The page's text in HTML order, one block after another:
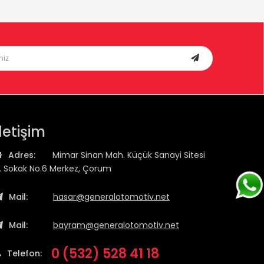
Adres:
Mimar Sinan Mah. Küçük Sanayi Sitesi
Sokak No.6 Merkez, Çorum
Mail: hasar@generalotomotiv.net
Mail: bayram@generalotomotiv.net
Telefon: 0 (532) 528 41 18